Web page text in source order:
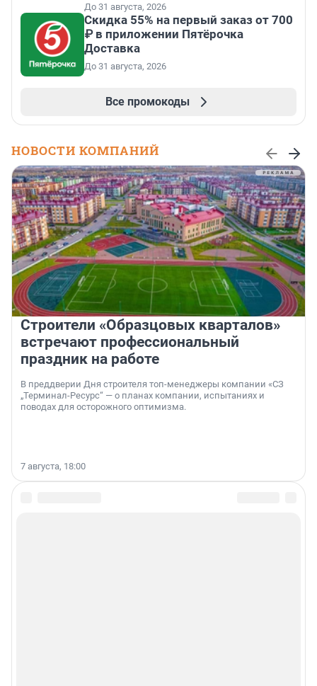
До 31 августа, 2026
Скидка 55% на первый заказ от 700
₽ в приложении Пятёрочка
Доставка
До 31 августа, 2026
Все промокоды
НОВОСТИ КОМПАНИЙ
Строители «Образцовых кварталов»
встречают профессиональный
праздник на работе
В преддверии Дня строителя топ-менеджеры компании «СЗ
„Терминал-Ресурс“ — о планах компании, испытаниях и
поводах для осторожного оптимизма.
7 августа, 18:00